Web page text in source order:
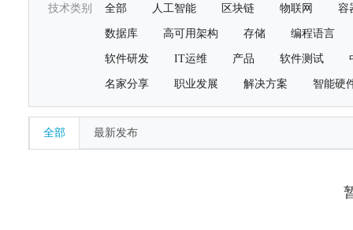
技术类别 全部 人工智能 区块链 物联网 容
数据库 高可用架构 存储 编程语言
软件研发 IT运维 产品 软件测试
名家分享 职业发展 解决方案 智能硬
全部 最新发布